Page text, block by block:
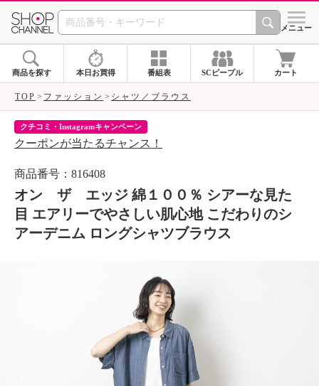
SHOP CHANNEL シメニュー
商品を探す 本日お買得 番組表 SCピープル カート
TOP ファッション シャツ／ブラウス
クチコミ・Instagramキャンペーン
クーポンが当たるチャンス！
商品番号：816408
オン ザ エッジ 綿１００％ シアーな見た
目 エアリーでやさしい肌心地 こだわりのシ
アーデニム ロングシャツブラウス